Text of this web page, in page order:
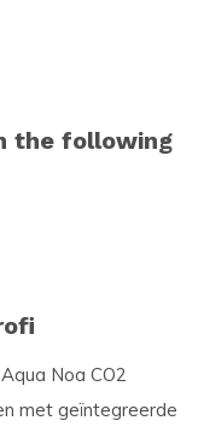
the following
Noa CO2
met geïntegreerde